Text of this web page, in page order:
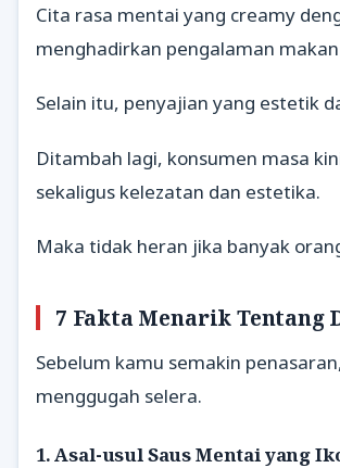
Cita rasa mentai yang creamy
menghadirkan pengalaman
Selain itu, penyajian yang estetik
Ditambah lagi, konsumen masa
sekaligus kelezatan dan estetika.
Maka tidak heran jika banyak
7 Fakta Menarik Tentang
Sebelum kamu semakin
menggugah selera.
1. Asal-usul Saus Mentai yang